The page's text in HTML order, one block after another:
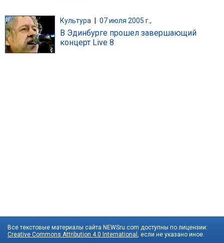
Культура 07 июля 2005 г.,
В Эдинбурге прошел завершающий
концерт Live 8
Все текстовые материалы сайта NEWSru.com доступны по лицензии:
Creative Commons Attribution 4.0 International , если не указано иное.